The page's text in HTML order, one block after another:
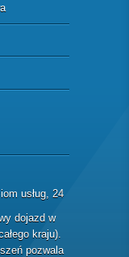
usług, 24
dojazd w
kraju).
pozwala